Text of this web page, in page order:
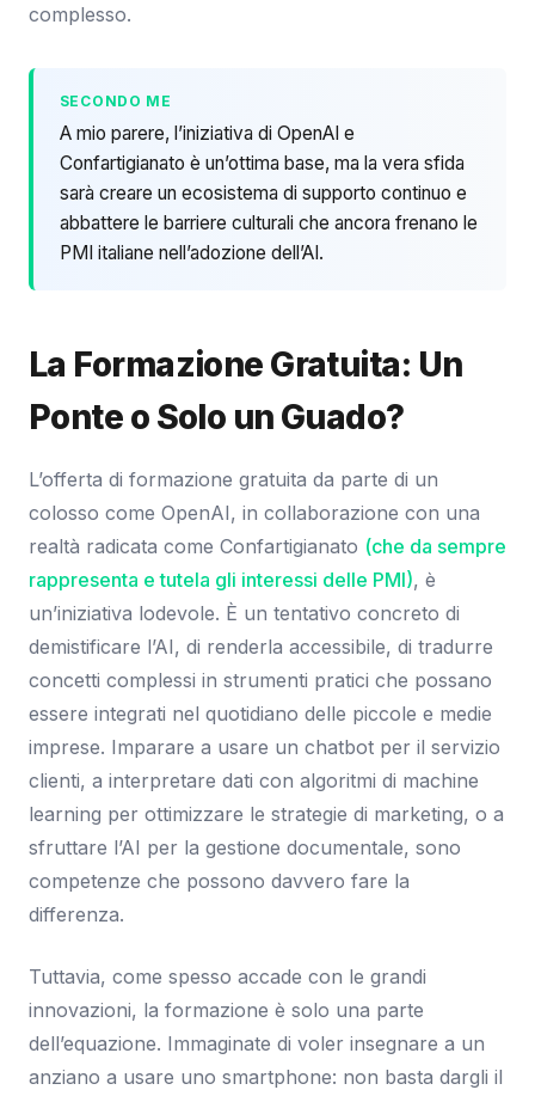
complesso.
SECONDO ME
A mio parere, l’iniziativa di OpenAI e
Confartigianato è un’ottima base, ma la vera sfida
sarà creare un ecosistema di supporto continuo e
abbattere le barriere culturali che ancora frenano le
PMI italiane nell’adozione dell’AI.
La Formazione Gratuita: Un
Ponte o Solo un Guado?
L’offerta di formazione gratuita da parte di un
colosso come OpenAI, in collaborazione con una
realtà radicata come Confartigianato (che da sempre
rappresenta e tutela gli interessi delle PMI), è
un’iniziativa lodevole. È un tentativo concreto di
demistificare l’AI, di renderla accessibile, di tradurre
concetti complessi in strumenti pratici che possano
essere integrati nel quotidiano delle piccole e medie
imprese. Imparare a usare un chatbot per il servizio
clienti, a interpretare dati con algoritmi di machine
learning per ottimizzare le strategie di marketing, o a
sfruttare l’AI per la gestione documentale, sono
competenze che possono davvero fare la
differenza.
Tuttavia, come spesso accade con le grandi
innovazioni, la formazione è solo una parte
dell’equazione. Immaginate di voler insegnare a un
anziano a usare uno smartphone: non basta dargli il